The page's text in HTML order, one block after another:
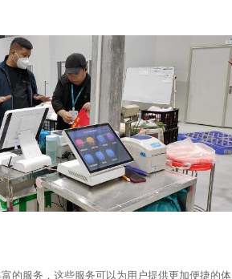
的服务，这些服务可以为用户提供更加便捷的体